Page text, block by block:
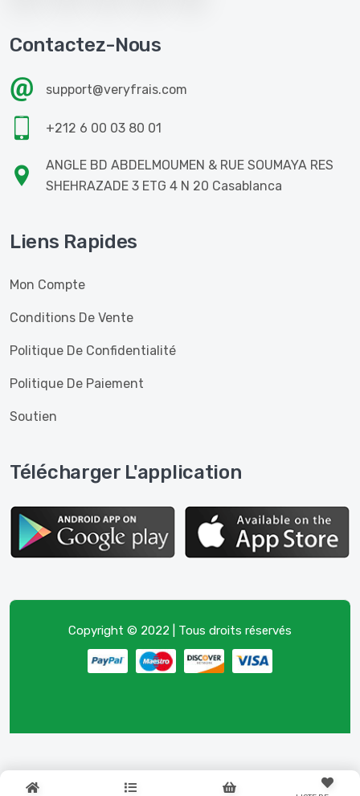
Contactez-Nous
support@veryfrais.com
+212 6 00 03 80 01
ANGLE BD ABDELMOUMEN & RUE SOUMAYA RES
SHEHRAZADE 3 ETG 4 N 20 Casablanca
Liens Rapides
Mon Compte
Conditions De Vente
Politique De Confidentialité
Politique De Paiement
Soutien
Télécharger L'application
Copyright © 2022 | Tous droits réservés